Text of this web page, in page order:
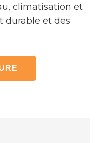
climatisation et
durable et des